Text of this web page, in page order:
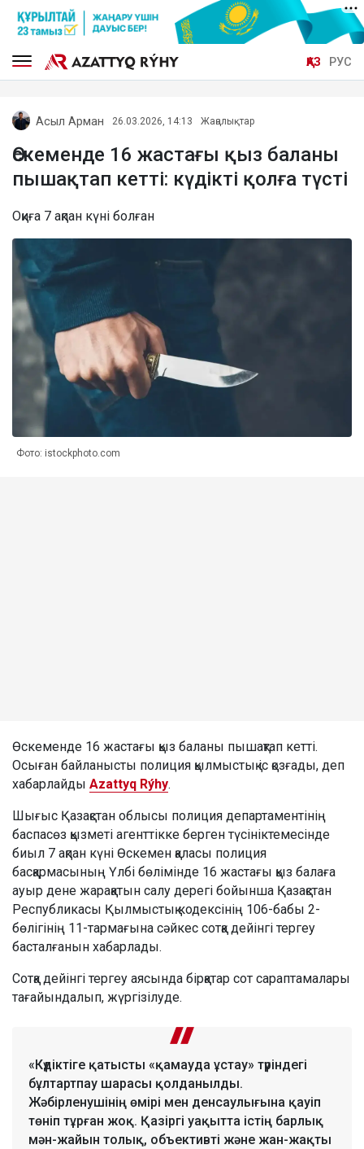
ҚАЗ РУС
Асыл Арман 26.03.2026, 14:13 Жаңалықтар
Өскеменде 16 жастағы қыз баланы
пышақтап кетті: күдікті қолға түсті
Оқиға 7 ақпан күні болған
Фото: istockphoto.com
Өскеменде 16 жастағы қыз баланы пышақтап кетті.
Осыған байланысты полиция қылмыстық іс қозғады, деп
хабарлайды Azattyq Rýhy.
Шығыс Қазақстан облысы полиция департаментінің
баспасөз қызметі агенттікке берген түсініктемесінде
биыл 7 ақпан күні Өскемен қаласы полиция
басқармасының Үлбі бөлімінде 16 жастағы қыз балаға
ауыр дене жарақатын салу дерегі бойынша Қазақстан
Республикасы Қылмыстық кодексінің 106-бабы 2-
бөлігінің 11-тармағына сәйкес сотқа дейінгі тергеу
басталғанын хабарлады.
Сотқа дейінгі тергеу аясында бірқатар сот сараптамалары
тағайындалып, жүргізілуде.
«Күдіктіге қатысты «қамауда ұстау» түріндегі
бұлтартпау шарасы қолданылды.
Жәбірленушінің өмірі мен денсаулығына қауіп
төніп тұрған жоқ. Қазіргі уақытта істің барлық
мән-жайын толық, объективті және жан-жақты